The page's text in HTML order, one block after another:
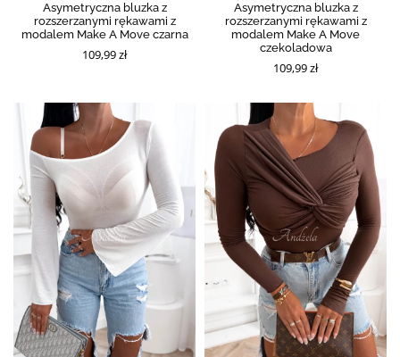
Asymetryczna bluzka z
rozszerzanymi rękawami z
modalem Make A Move czarna
109,99 zł
Asymetryczna bluzka z
rozszerzanymi rękawami z
modalem Make A Move
czekoladowa
109,99 zł